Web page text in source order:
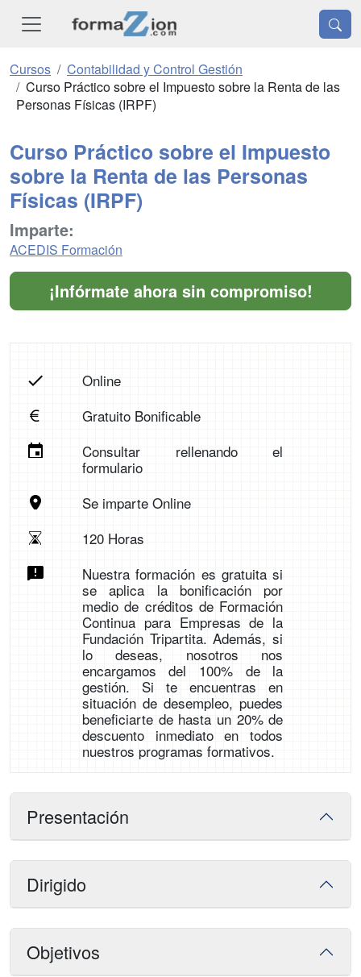
Cursos
Contabilidad y Control Gestión
Curso Práctico sobre el Impuesto sobre la Renta de las
Personas Físicas (IRPF)
Curso Práctico sobre el Impuesto
sobre la Renta de las Personas
Físicas (IRPF)
Imparte:
ACEDIS Formación
¡Infórmate ahora sin compromiso!
Online
Gratuito Bonificable
Consultar rellenando el
formulario
Se imparte Online
120 Horas
Nuestra formación es gratuita si
se aplica la bonificación por
medio de créditos de Formación
Continua para Empresas de la
Fundación Tripartita. Además, si
lo deseas, nosotros nos
encargamos del 100% de la
gestión. Si te encuentras en
situación de desempleo, puedes
beneficiarte de hasta un 20% de
descuento inmediato en todos
nuestros programas formativos.
Presentación
Dirigido
Objetivos